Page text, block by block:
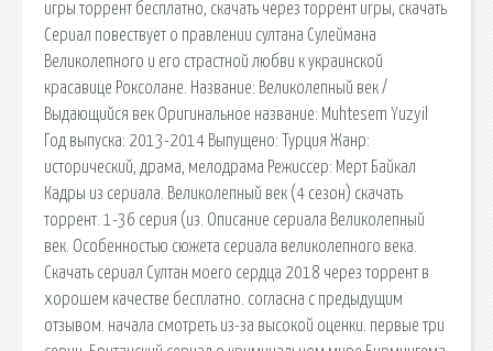
игры торрент бесплатно, скачать через торрент игры, скачать
Сериал повествует о правлении султана Сулеймана
Великолепного и его страстной любви к украинской
красавице Роксолане. Название: Великолепный век /
Выдающийся век Оригинальное название: Muhtesem Yuzyil
Год выпуска: 2013-2014 Выпущено: Турция Жанр:
исторический, драма, мелодрама Режиссер: Мерт Байкал
Кадры из сериала. Великолепный век (4 сезон) скачать
торрент. 1-36 серия (из. Описание сериала Великолепный
век. Особенностью сюжета сериала великолепного века.
Скачать сериал Султан моего сердца 2018 через торрент в
хорошем качестве бесплатно. согласна с предыдущим
отзывом. начала смотреть из-за высокой оценки. первые три